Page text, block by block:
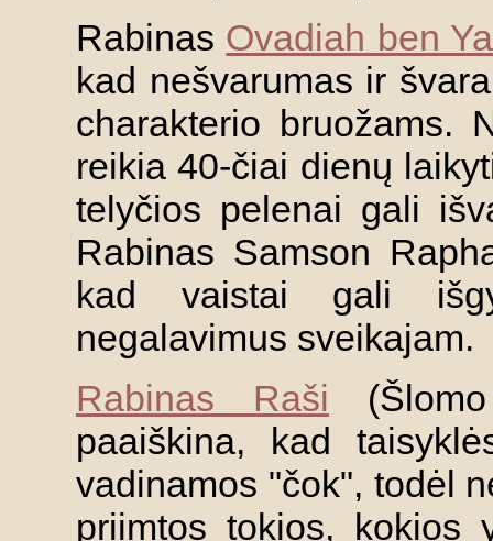
Rabinas Ovadiah ben
kad nešvarumas ir
charakterio bruožams.
reikia 40-čiai dienų
telyčios pelenai gali
Rabinas Samson
kad vaistai gali
negalavimus sveikajam.
Rabinas Raši
paaiškina, kad
vadinamos "čok", todėl
priimtos tokios, kokios